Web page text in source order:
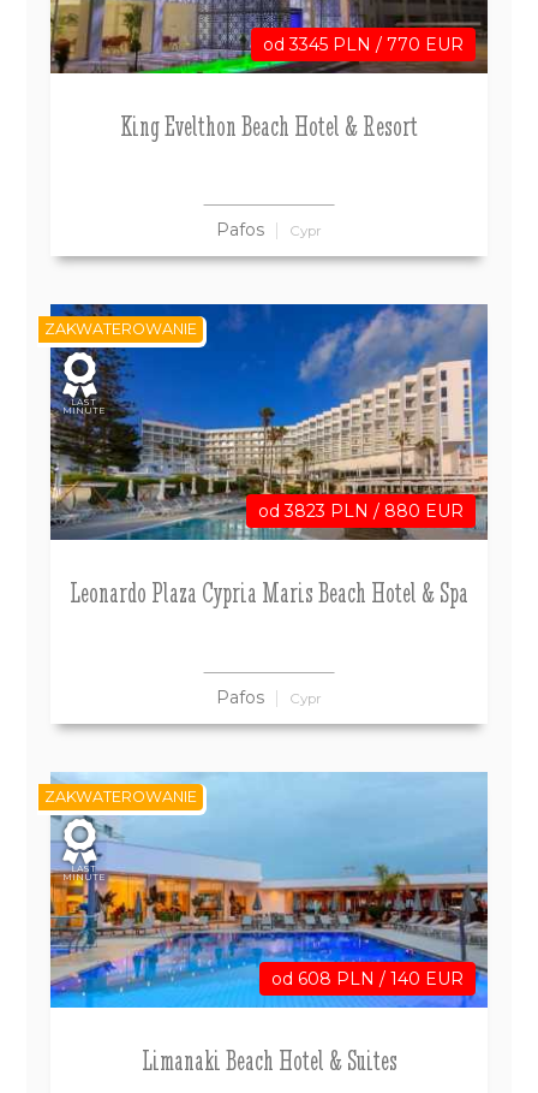
od 3345 PLN / 770 EUR
King Evelthon Beach Hotel & Resort
Pafos Cypr
od 3823 PLN / 880 EUR
Leonardo Plaza Cypria Maris Beach Hotel & Spa
Pafos Cypr
ZAKWATEROWANIE
LAST
MINUTE
od 608 PLN / 140 EUR
Limanaki Beach Hotel & Suites
ZAKWATEROWANIE
LAST
MINUTE